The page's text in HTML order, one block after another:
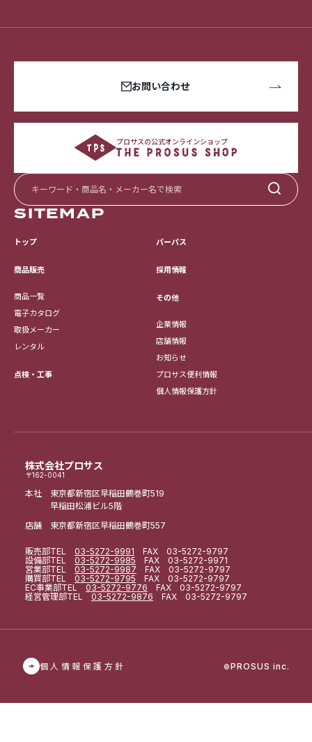
株式会社プロサス
〒162-0041
本社 東京都新宿区早稲田鶴巻町519
早稲田松浦ビル5階
店舗 東京都新宿区早稲田鶴巻町557
販売部TEL 03-5272-9991 FAX 03-5272-9797
設備部TEL 03-5272-9985 FAX 03-5272-9971
営業部TEL 03-5272-9987 FAX 03-5272-9797
購買部TEL 03-5272-9795 FAX 03-5272-9797
EC事業部TEL 03-5272-9776 FAX 03-5272-9797
経営管理部TEL 03-5272-9876 FAX 03-5272-9797
お問い合わせ
プロサスの公式オンラインショップ
SITEMAP
トップ
商品販売
商品一覧
電子カタログ
取扱メーカー
レンタル
点検・工事
パーパス
採用情報
その他
企業情報
店舗情報
お知らせ
プロサス便利情報
個人情報保護方針
個人情報保護方針 ©PROSUS inc.